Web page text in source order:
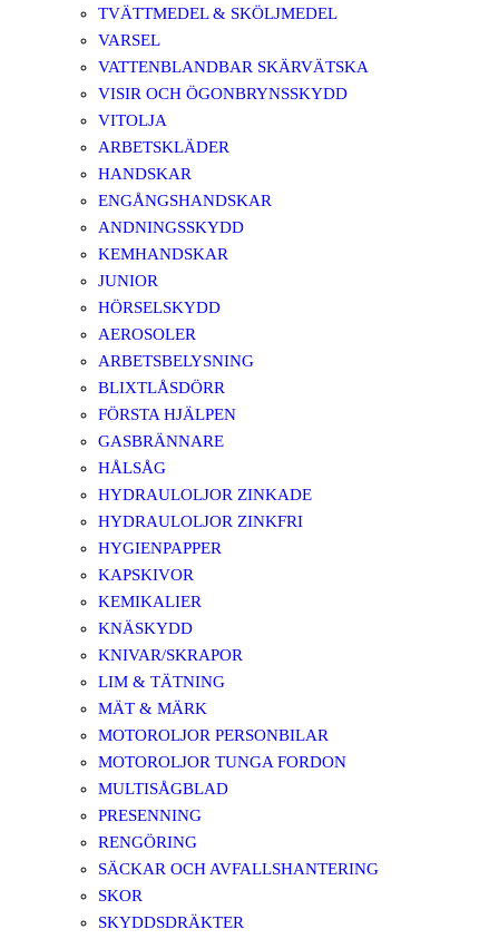
TVÄTTMEDEL & SKÖLJMEDEL
VARSEL
VATTENBLANDBAR SKÄRVÄTSKA
VISIR OCH ÖGONBRYNSSKYDD
VITOLJA
ARBETSKLÄDER
HANDSKAR
ENGÅNGSHANDSKAR
ANDNINGSSKYDD
KEMHANDSKAR
JUNIOR
HÖRSELSKYDD
AEROSOLER
ARBETSBELYSNING
BLIXTLÅSDÖRR
FÖRSTA HJÄLPEN
GASBRÄNNARE
HÅLSÅG
HYDRAULOLJOR ZINKADE
HYDRAULOLJOR ZINKFRI
HYGIENPAPPER
KAPSKIVOR
KEMIKALIER
KNÄSKYDD
KNIVAR/SKRAPOR
LIM & TÄTNING
MÄT & MÄRK
MOTOROLJOR PERSONBILAR
MOTOROLJOR TUNGA FORDON
MULTISÅGBLAD
PRESENNING
RENGÖRING
SÄCKAR OCH AVFALLSHANTERING
SKOR
SKYDDSDRÄKTER